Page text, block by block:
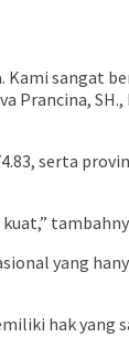
sangat
SH.,
serta
yang
hak yang